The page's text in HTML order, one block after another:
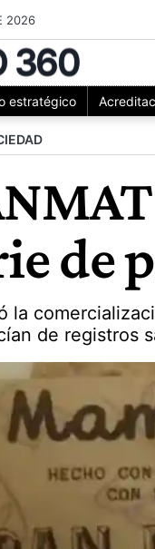
2026
360
estratégico
de
la
de registros